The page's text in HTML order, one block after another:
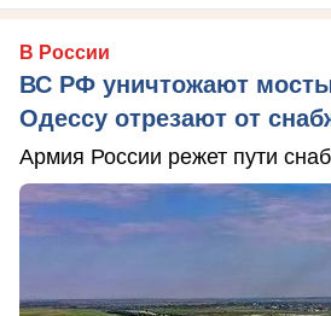
В России
ВС РФ уничтожают
Одессу отрезают от
Армия России режет пути